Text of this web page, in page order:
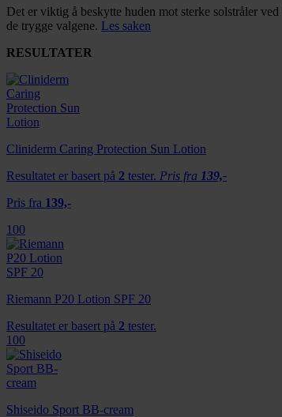
Det er viktig å beskytte huden mot sterke solstråler
de trygge valgene. Les saken
RESULTATER
Cliniderm Caring Protection Sun Lotion
Resultatet er basert på 2 tester. Pris fra 139,-
Pris fra 139,-
100
Riemann P20 Lotion SPF 20
Resultatet er basert på 2 tester.
100
Shiseido Sport BB-cream